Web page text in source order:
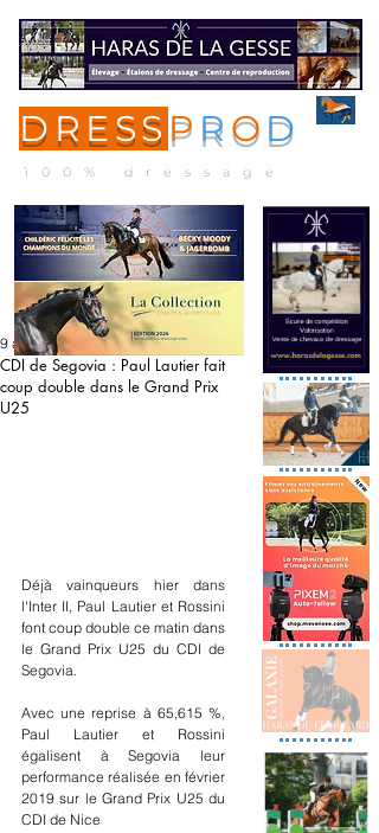
DRESS P R O D
100% dressage
CDI de Segovia : Paul Lautier fait
coup double dans le Grand Prix
U25
9 août 2020
Déjà vainqueurs hier dans
l'Inter II, Paul Lautier et Rossini
font coup double ce matin dans
le Grand Prix U25 du CDI de
Segovia.
Avec une reprise à 65,615 %,
Paul Lautier et Rossini
égalisent à Segovia leur
performance réalisée en février
2019 sur le Grand Prix U25 du
CDI de Nice